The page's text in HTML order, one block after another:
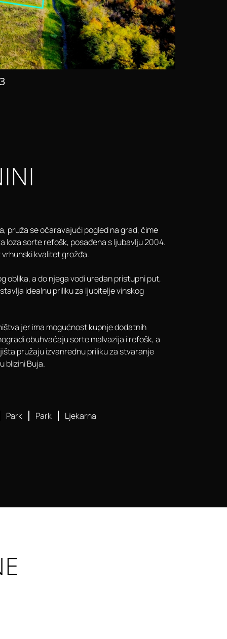
pruža se očaravajući pogled na grad, čime
loza sorte refošk, posađena s ljubavlju 2004.
kvalitet grožđa.
oblika, a do njega vodi uredan pristupni put,
idealnu priliku za ljubitelje vinskog
jer ima mogućnost kupnje dodatnih
obuhvaćaju sorte malvazija i refošk, a
pružaju izvanrednu priliku za stvaranje
blizini Buja.
Park Park Ljekarna